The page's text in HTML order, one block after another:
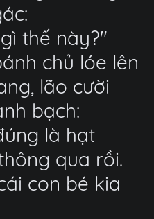
thế này?"
chủ lóe lên
lão cười
bạch:
là hạt
qua rồi.
con bé kia